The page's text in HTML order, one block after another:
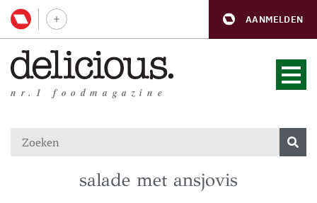
AANMELDEN
nr.1 foodmagazine
salade met ansjovis